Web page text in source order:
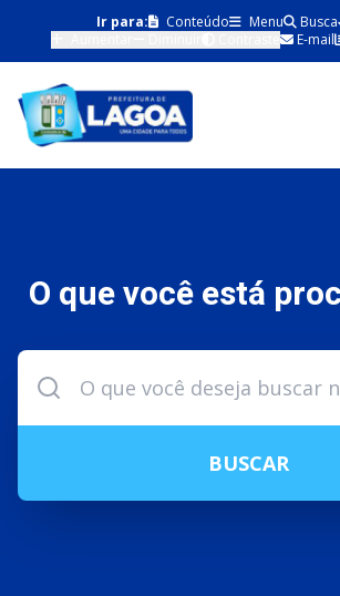
Ir para: Conteúdo Menu Busca
E-mail
O que você está
BUSCAR